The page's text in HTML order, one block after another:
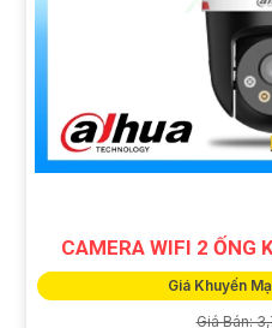
CAMERA WIFI 2 ỐNG
Giá Khuyến
Giá Bán: